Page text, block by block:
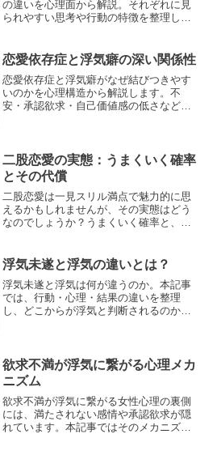
の違いを心理面から解説。それぞれに見
られやすい思考や行動の特徴を整理し、
恋愛依存症と浮気癖の深い関係性
恋愛依存症と浮気癖がなぜ結びつきやす
いのかを心理構造から解説します。不
安・承認欲求・自己価値感の低さなどの
二股恋愛の実態：うまくいく確率
とその代償
二股恋愛は一見スリル満点で魅力的に思
えるかもしれませんが、その実態はどう
なのでしょうか？うまくいく確率と、避
ましょう。
浮気未遂と浮気の違いとは？
浮気未遂と浮気は何が違うのか。本記事
では、行動・心理・結果の違いを整理
し、どこからが浮気と判断されるのか、
欲求不満が浮気に繋がる心理メカ
ニズム
欲求不満が浮気に繋がる女性心理の裏側
には、満たされない感情や承認欲求が隠
れています。本記事ではそのメカニズム